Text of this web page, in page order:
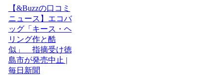
【&Buzzの口コミ
ニュース】エコバ
ッグ「キース・ヘ
リング作と酷
似」 指摘受け徳
島市が発売中止 |
毎日新聞